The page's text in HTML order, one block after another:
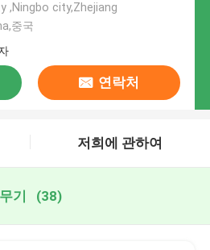
,Ningbo city,Zhejiang
중국
연락처
저희에 관하여
기 (38)